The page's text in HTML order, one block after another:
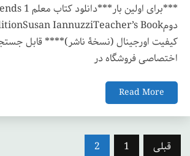
کیفیت اورجینال (نسخۀ ناشر)**** قابل
اختصاصی فروشگاه در
Read More
صفحه‌بندی
قبلی 1
2